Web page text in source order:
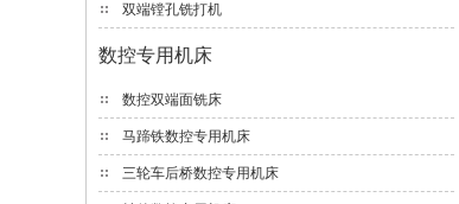
双端镗孔铣打机
数控专用机床
数控双端面铣床
马蹄铁数控专用机床
三轮车后桥数控专用机床